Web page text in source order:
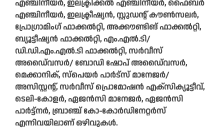
എഞ്ചിനീയർ, ഇലക്ട്രിക്കൽ എഞ്ചിനീയർ, ഫൈബർ
എഞ്ചിനീയർ, ഇലക്ട്രീഷ്യൻ, സ്റ്റുഡന്റ് കൗൺസലർ,
പ്രോഗ്രാമിംഗ് ഫാക്കൽറ്റി, അക്കൗണ്ടിങ് ഫാക്കൽറ്റി,
ബ്യൂട്ടീഷ്യൻ ഫാക്കൽറ്റി, എം.എൽ.ടി/
ഡി.ഡി.എം.എൽ.ടി ഫാക്കൽറ്റി, സർവീസ്
അഡൈ്വസർ/ ബോഡി ഷോപ് അഡൈ്വസർ,
മെക്കാനിക്, സ്‌പെയർ പാർട്‌സ് മാനേജർ/
അസിസ്റ്റന്റ്, സർവീസ് പ്രൊമോഷൻ എക്‌സിക്യൂട്ടീവ്,
ടെലി-കോളർ, ഏജൻസി മാനേജർ, ഏജൻസി
പാർട്ട്‌നർ, ബ്രാഞ്ച് കോ-കോർഡിനേറ്റർസ്
എന്നിവയിലാണ് ഒഴിവുകൾ.